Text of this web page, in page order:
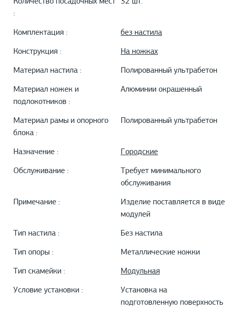
:
Комплектация : без настила
Конструкция : На ножках
Материал настила : Полированный ультрабетон
Материал ножек и
подлокотников :
Алюминии окрашенный
Материал рамы и опорного
блока :
Полированный ультрабетон
Назначение : Городские
Обслуживание :
Требует минимального
обслуживания
Примечание :
Изделие поставляется в виде
модулей
Тип настила : Без настила
Тип опоры : Металлические ножки
Тип скамейки : Модульная
Условие установки :
Установка на
подготовленную поверхность